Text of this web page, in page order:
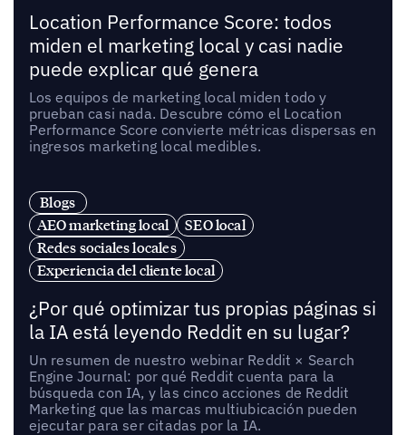
Location Performance Score: todos
miden el marketing local y casi nadie
puede explicar qué genera
Los equipos de marketing local miden todo y
prueban casi nada. Descubre cómo el Location
Performance Score convierte métricas dispersas en
ingresos marketing local medibles.
Blogs
AEO marketing local
SEO local
Redes sociales locales
Experiencia del cliente local
¿Por qué optimizar tus propias páginas si
la IA está leyendo Reddit en su lugar?
Un resumen de nuestro webinar Reddit × Search
Engine Journal: por qué Reddit cuenta para la
búsqueda con IA, y las cinco acciones de Reddit
Marketing que las marcas multiubicación pueden
ejecutar para ser citadas por la IA.